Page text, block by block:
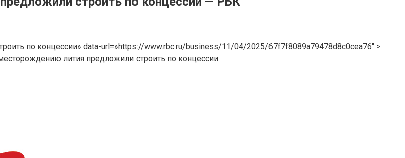
по концессии» data-url=»https://www.rbc.ru/business/11/04/2025/67f7f8089a79478d8c0cea76″ >
лития предложили строить по концессии